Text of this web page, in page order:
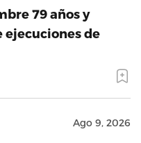
79 años y
ejecuciones de
Ago 9, 2026